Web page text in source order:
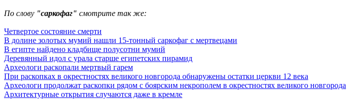
По слову "саркофаг" смотрите так же:
Четвертое состояние смерти
В долине золотых мумий нашли 15-тонный саркофаг с мертвецами
В египте найдено кладбище полусотни мумий
Деревянный идол с урала старше египетских пирамид
Археологи раскопали мертвый гарем
При раскопках в окрестностях великого новгорода обнаружены остатки церкви 12 века
Археологи продолжат раскопки рядом с боярским некрополем в окрестностях великого новгорода
Архитектурные открытия случаются даже в кремле